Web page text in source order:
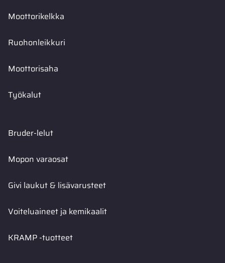
Moottorikelkka
Ruohonleikkuri
Moottorisaha
Työkalut
Bruder-lelut
Mopon varaosat
Givi laukut & lisävarusteet
Voiteluaineet ja kemikaalit
KRAMP -tuotteet